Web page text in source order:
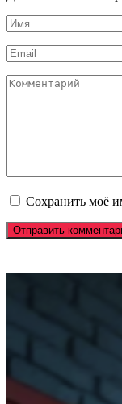
Имя
*
Email
*
Комментарий
Сохранить моё